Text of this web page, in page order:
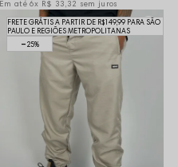
6x R$ 33,32 sem juros
25%
FRETE GRÁTIS A PARTIR DE R$149,99 PARA SÃO
PAULO E REGIÕES METROPOLITANAS